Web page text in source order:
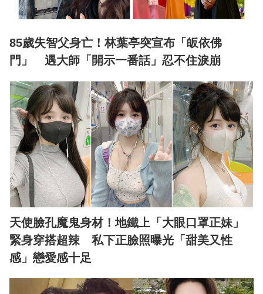
85歲失智父身亡！林葉亭突宣布「皈依佛
門」 遇大師「開示一番話」忍不住淚崩
天使臉孔魔鬼身材！地鐵上「大眼口罩正妹」
緊身穿搭超辣 私下正臉照曝光「甜美又性
感」戀愛感十足